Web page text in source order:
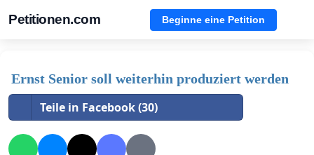
Petitionen.com Beginne eine Petition
Ernst Senior soll weiterhin produziert werden
Teile in Facebook (30)